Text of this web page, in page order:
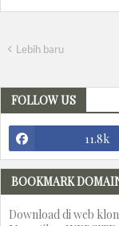
Lebih baru
FOLLOW US
11.8k
BOOKMARK
Download di web